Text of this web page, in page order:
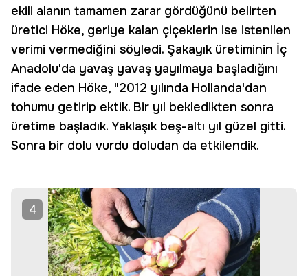
ekili alanın tamamen zarar gördüğünü belirten
üretici Höke, geriye kalan çiçeklerin ise istenilen
verimi vermediğini söyledi. Şakayık üretiminin İç
Anadolu'da yavaş yavaş yayılmaya başladığını
ifade eden Höke, "2012 yılında Hollanda'dan
tohumu getirip ektik. Bir yıl bekledikten sonra
üretime başladık. Yaklaşık beş-altı yıl güzel gitti.
Sonra bir dolu vurdu doludan da etkilendik.
4